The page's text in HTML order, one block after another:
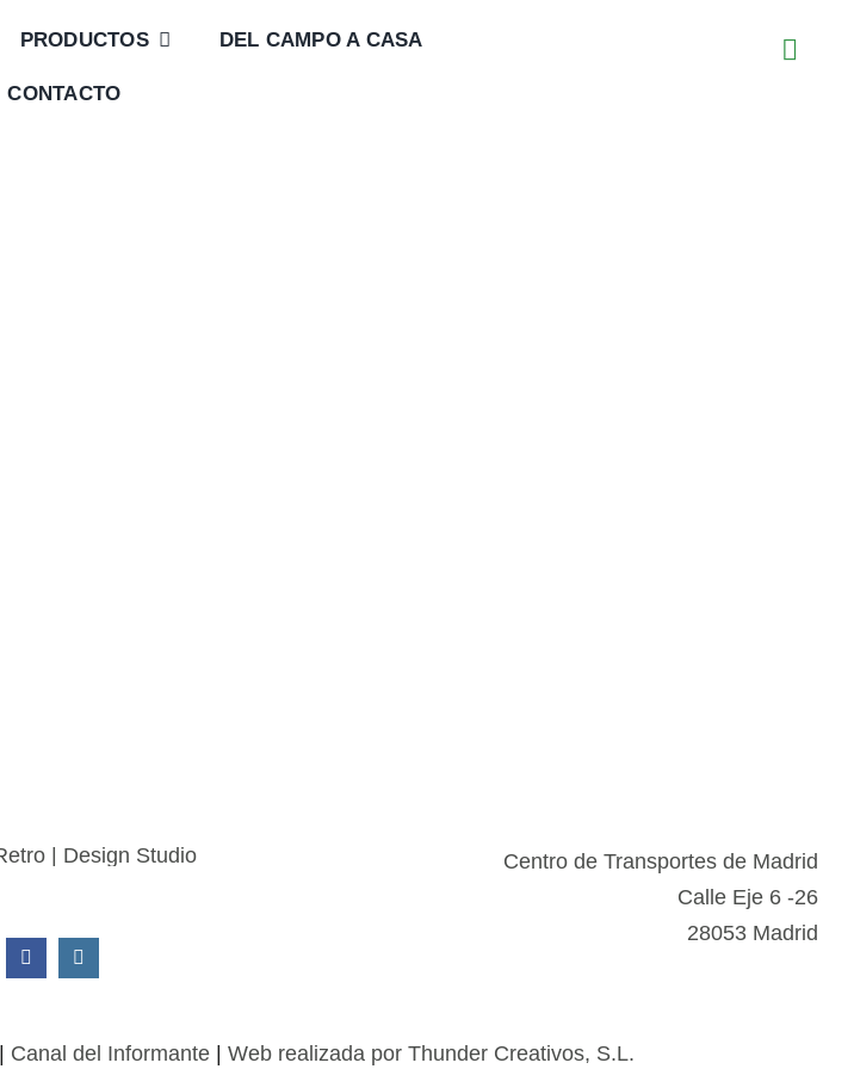
PRODUCTOS DEL CAMPO A CASA
CONTACTO
Centro de Transportes de Madrid
Calle Eje 6 -26
28053 Madrid
Canal del Informante| Web realizada por Thunder Creativos, S.L.